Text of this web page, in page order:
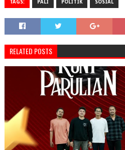
TAGS: PALI POLITIK SOSIAL
RELATED POSTS